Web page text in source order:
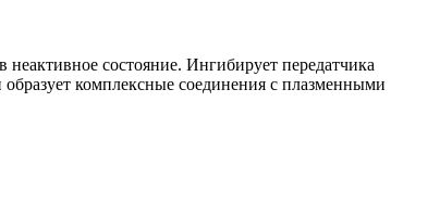
состояние. Ингибирует передатчика
комплексные соединения с плазменными